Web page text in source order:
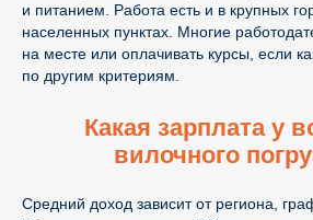
и питанием. Работа есть и в крупных
населенных пунктах. Многие
на месте или оплачивать курсы, если
по другим критериям.
Какая зарплата у
вилочного
Средний доход зависит от региона,